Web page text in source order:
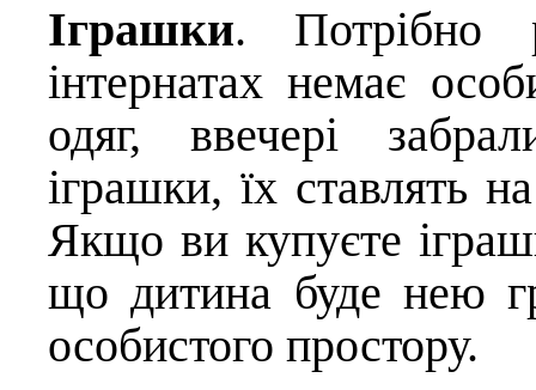
Іграшки. Потрібно
інтернатах немає
одяг, ввечері
іграшки, їх ставлять
Якщо ви купуєте
що дитина буде нею
особистого простору.